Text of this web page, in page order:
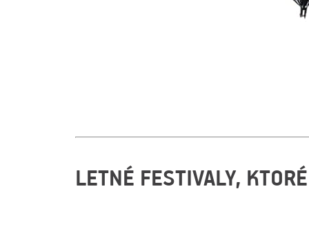
LETNÉ FESTIVALY,